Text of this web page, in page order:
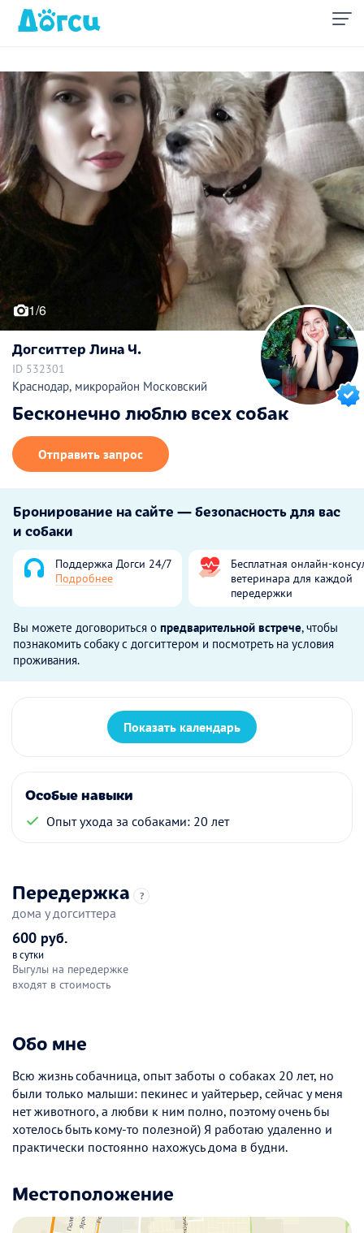
1/6
Догситтер Лина Ч.
ID 532301
Краснодар, микрорайон Московский
Бесконечно люблю всех собак
Отправить запрос
Бронирование на сайте — безопасность для вас
и собаки
Поддержка Догси 24/7
Подробнее
Бесплатная онлайн-
ветеринара для каждой
передержки
Вы можете договориться о предварительной встрече, чтобы
познакомить собаку с догситтером и посмотреть на условия
проживания.
Показать календарь
Особые навыки
Опыт ухода за собаками: 20 лет
Передержка ?
дома у догситтера
600 руб.
в сутки
Выгулы на передержке
входят в стоимость
Обо мне
Всю жизнь собачница, опыт заботы о собаках 20 лет, но
были только малыши: пекинес и уайтерьер, сейчас у меня
нет животного, а любви к ним полно, поэтому очень бы
хотелось быть кому-то полезной) Я работаю удаленно и
практически постоянно нахожусь дома в будни.
Местоположение